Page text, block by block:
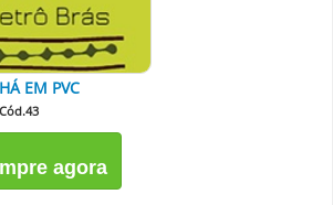
EM PVC
Cód.43
agora